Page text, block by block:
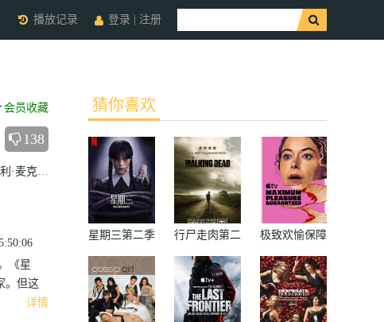
登录 注册
播放记录
会员收藏
138
·麦克劳德 亚当·那加提斯 鲁比·阿什伯恩·瑟金斯 约瑟夫·戴维斯
详情
《星
。但这
猜你喜欢
星期三第二季
行尸走肉第二
季
极致欢愉保障